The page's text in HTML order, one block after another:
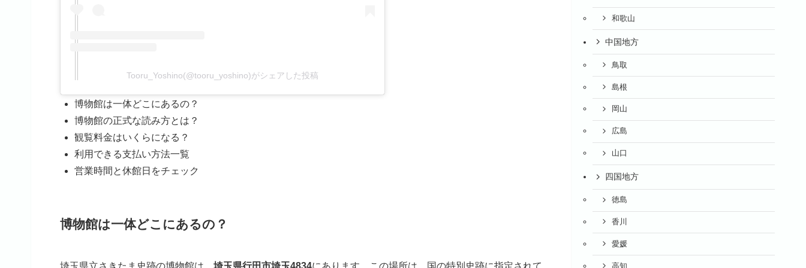
Tooru_Yoshino(@tooru_yoshino)がシェアした投稿
博物館は一体どこにあるの？
博物館の正式な読み方とは？
観覧料金はいくらになる？
利用できる支払い方法一覧
営業時間と休館日をチェック
博物館は一体どこにあるの？
埼玉県立さきたま史跡の博物館は、 埼玉県行田市埼玉4834にあります。この場所は、国の特別史跡に指定されて
和歌山
中国地方
鳥取
島根
岡山
広島
山口
四国地方
徳島
香川
愛媛
高知